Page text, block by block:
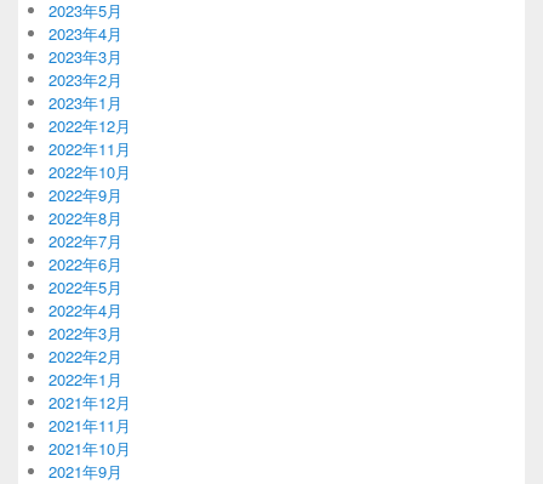
2023年5月
2023年4月
2023年3月
2023年2月
2023年1月
2022年12月
2022年11月
2022年10月
2022年9月
2022年8月
2022年7月
2022年6月
2022年5月
2022年4月
2022年3月
2022年2月
2022年1月
2021年12月
2021年11月
2021年10月
2021年9月